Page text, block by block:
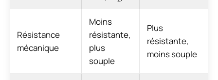
Résistance
mécanique
Moins
résistante,
plus
souple
Plus
résistante,
moins souple